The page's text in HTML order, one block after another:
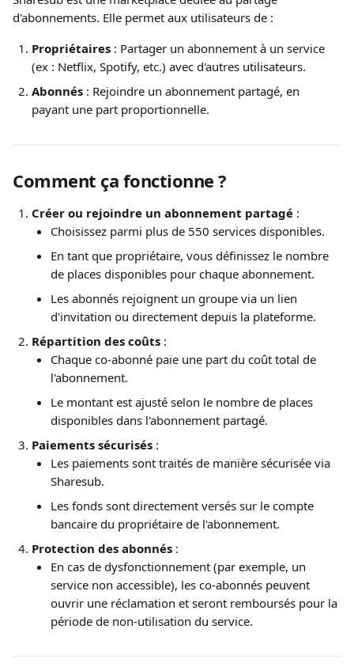
d'abonnements. Elle permet aux utilisateurs de :
Propriétaires : Partager un abonnement à un service
(ex : Netflix, Spotify, etc.) avec d'autres utilisateurs.
Abonnés : Rejoindre un abonnement partagé, en
payant une part proportionnelle.
Comment ça fonctionne ?
Créer ou rejoindre un abonnement partagé :
Choisissez parmi plus de 550 services disponibles.
En tant que propriétaire, vous définissez le nombre
de places disponibles pour chaque abonnement.
Les abonnés rejoignent un groupe via un lien
d'invitation ou directement depuis la plateforme.
Répartition des coûts :
Chaque co-abonné paie une part du coût total de
l'abonnement.
Le montant est ajusté selon le nombre de places
disponibles dans l'abonnement partagé.
Paiements sécurisés :
Les paiements sont traités de manière sécurisée via
Sharesub.
Les fonds sont directement versés sur le compte
bancaire du propriétaire de l'abonnement.
Protection des abonnés :
En cas de dysfonctionnement (par exemple, un
service non accessible), les co-abonnés peuvent
ouvrir une réclamation et seront remboursés pour la
période de non-utilisation du service.